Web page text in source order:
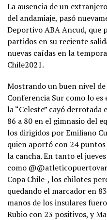
La ausencia de un
del andamiaje, pasó
Deportivo ABA Ancud, que
partidos en su reciente
nuevas caídas en la
Chile2021.
Mostrando un buen nivel
Conferencia Sur como lo es
la “Celeste” cayó
86 a 80 en el gimnasio del
los dirigidos por Emiliano
quien aportó con 24
la cancha. En tanto el
como
Copa Chile-, los chilotes
quedando el marcador en
manos de los insulares
Rubio con 23 positivos, y